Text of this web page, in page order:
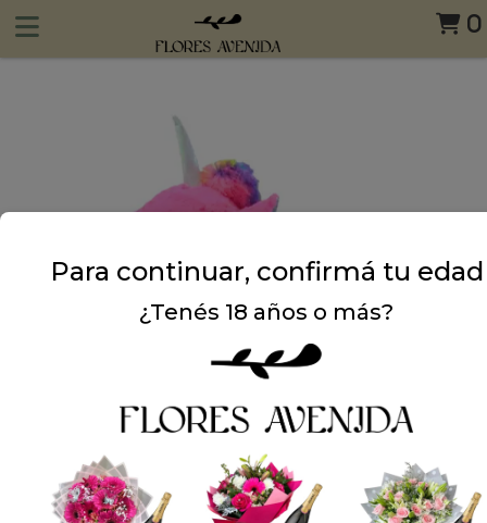
0
Para continuar, confirmá tu edad
¿Tenés 18 años o más?